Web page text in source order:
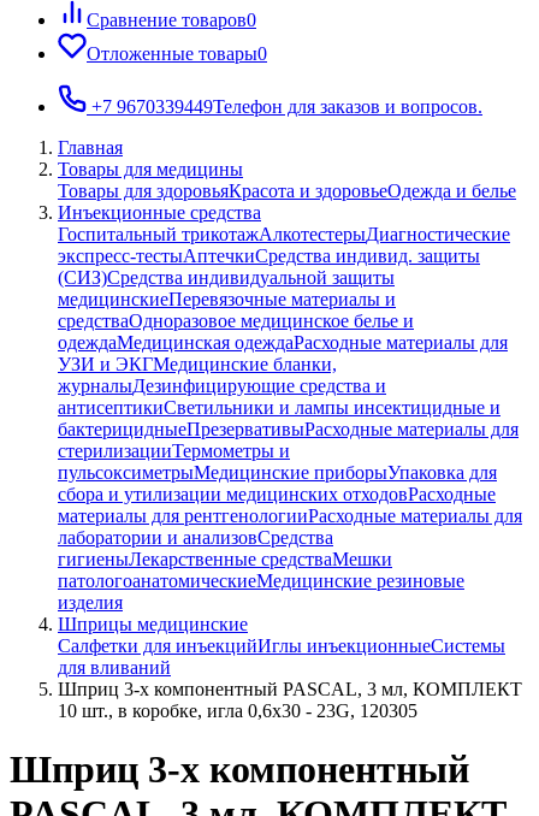
Сравнение товаров0
Отложенные товары0
+7 9670339449Телефон для заказов и вопросов.
Главная
Товары для медицины
Товары для здоровьяКрасота и здоровьеОдежда и белье
Инъекционные средства
Госпитальный трикотажАлкотестерыДиагностические
экспресс-тестыАптечкиСредства индивид. защиты
(СИЗ)Средства индивидуальной защиты
медицинскиеПеревязочные материалы и
средстваОдноразовое медицинское белье и
одеждаМедицинская одеждаРасходные материалы для
УЗИ и ЭКГМедицинские бланки,
журналыДезинфицирующие средства и
антисептикиСветильники и лампы инсектицидные и
бактерицидныеПрезервативыРасходные материалы для
стерилизацииТермометры и
пульсоксиметрыМедицинские приборыУпаковка для
сбора и утилизации медицинских отходовРасходные
материалы для рентгенологииРасходные материалы для
лаборатории и анализовСредства
гигиеныЛекарственные средстваМешки
патологоанатомическиеМедицинские резиновые
изделия
Шприцы медицинские
Салфетки для инъекцийИглы инъекционныеСистемы
для вливаний
Шприц 3-х компонентный PASCAL, 3 мл, КОМПЛЕКТ
10 шт., в коробке, игла 0,6х30 - 23G, 120305
Шприц 3-х компонентный